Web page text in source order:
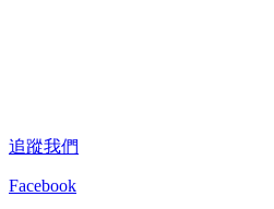
追蹤我們
Facebook